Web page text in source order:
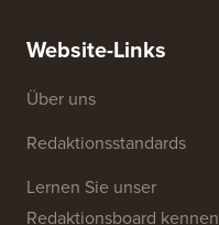
Website-Links
Über uns
Redaktionsstandards
Lernen Sie unser
Redaktionsboard kennen